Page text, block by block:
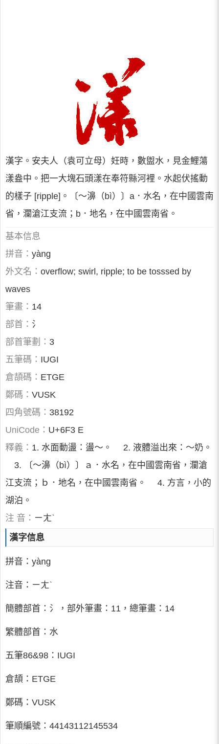
漢字。安夫人（袁可立母）妊時，數盥水，見金鯉蕩
漾盎中。把一大塊石頭漾在奉符縣河裡。水起伏搖動
的樣子 [ripple]。〔～濞（bì）〕a．水名，在中國雲南
省，瀾滄江支流；b．地名，在中國雲南省。
基本信息
拼音： yàng
外文名： overflow; swirl, ripple; to be tosssed by
waves
筆畫： 14
部首： 氵
部首筆劃： 3
五筆碼： IUGI
倉頡碼： ETGE
鄭碼： VUSK
四角號碼： 38192
UniCode： U+6F3 E
釋義： 1. 水面動盪：盪～。 2. 液體溢出來：～奶。
3. 〔～濞（bì）〕ａ．水名，在中國雲南省，瀾滄
江支流；ｂ．地名，在中國雲南省。 4. 方言，小的
湖泊。
注 音： ㄧㄤˋ
漢字信息
拼音：yàng
注音：ㄧㄤˋ
簡體部首：氵，部外筆畫：11，總筆畫：14
繁體部首：水
五筆86&98：IUGI
倉頡：ETGE
鄭碼：VUSK
筆順編號：44143112145534